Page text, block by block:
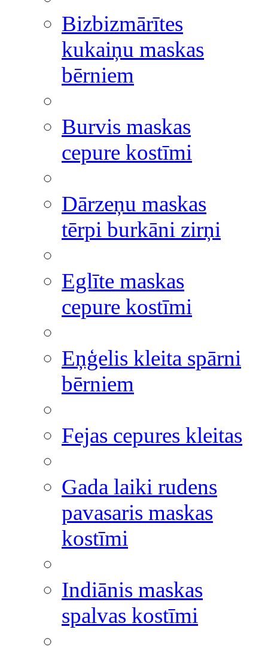
Bizbizmārītes
kukaiņu maskas
bērniem
Burvis maskas
cepure kostīmi
Dārzeņu maskas
tērpi burkāni zirņi
Eglīte maskas
cepure kostīmi
Eņģelis kleita spārni
bērniem
Fejas cepures kleitas
Gada laiki rudens
pavasaris maskas
kostīmi
Indiānis maskas
spalvas kostīmi